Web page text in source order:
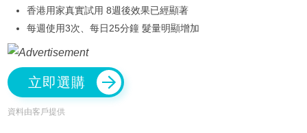
香港用家真實試用 8週後效果已經顯著
每週使用3次、每日25分鐘 髮量明顯增加
立即選購
資料由客戶提供